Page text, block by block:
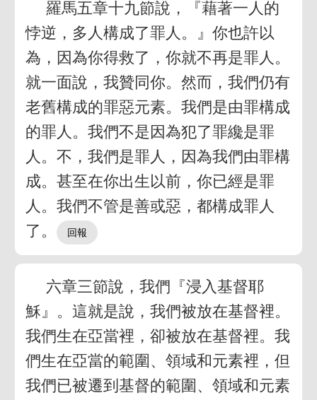
羅馬五章十九節說，『藉著一人的
悖逆，多人構成了罪人。』你也許以
為，因為你得救了，你就不再是罪人。
就一面說，我贊同你。然而，我們仍有
老舊構成的罪惡元素。我們是由罪構成
的罪人。我們不是因為犯了罪纔是罪
人。不，我們是罪人，因為我們由罪構
成。甚至在你出生以前，你已經是罪
人。我們不管是善或惡，都構成罪人
了。
六章三節說，我們『浸入基督耶
穌』。這就是說，我們被放在基督裡。
我們生在亞當裡，卻被放在基督裡。我
們生在亞當的範圍、領域和元素裡，但
我們已被遷到基督的範圍、領域和元素